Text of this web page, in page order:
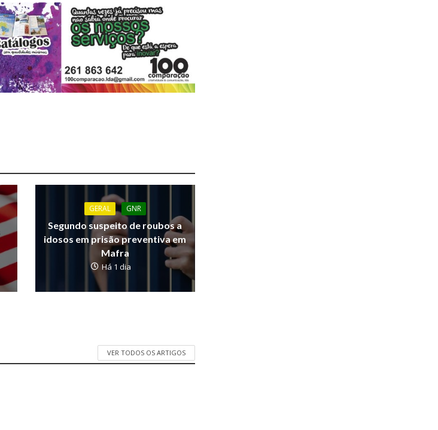
GERAL GNR
Segundo suspeito de roubos a
idosos em prisão preventiva em
Mafra
Há 1 dia
VER TODOS OS ARTIGOS